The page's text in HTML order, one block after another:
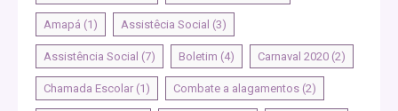
Amapá (1) Assistêcia Social (3)
Assistência Social (7) Boletim (4) Carnaval 2020 (2)
Chamada Escolar (1) Combate a alagamentos (2)